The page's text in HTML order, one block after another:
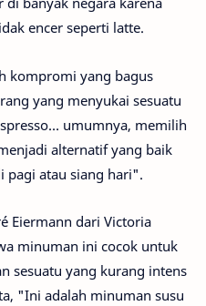
encer seperti latte.
kompromi yang bagus
yang menyukai sesuatu
umumnya, memilih
alternatif yang baik
pagi atau siang hari".
Eiermann dari Victoria
minuman ini cocok untuk
sesuatu yang kurang intens
"Ini adalah minuman susu